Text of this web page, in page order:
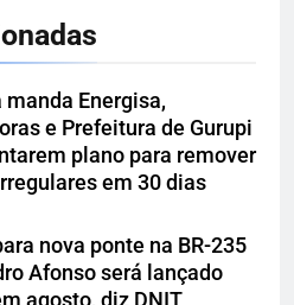
Energisa,
e Prefeitura de Gurupi
plano para remover
em 30 dias
nova ponte na BR-235
Afonso será lançado